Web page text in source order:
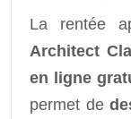
La rentée
Architect
en ligne
permet de